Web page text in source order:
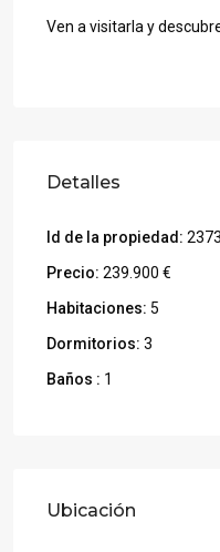
Ven a visitarla y
Detalles
Id de la propiedad:
Precio: 239.900 €
Habitaciones: 5
Dormitorios: 3
Baños : 1
Ubicación